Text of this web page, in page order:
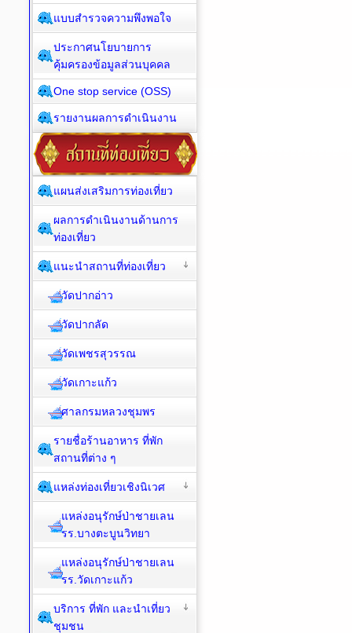
แบบสำรวจความพึงพอใจ
ประกาศนโยบายการ
คุ้มครองข้อมูลส่วนบุคคล
One stop service (OSS)
รายงานผลการดำเนินงาน
แผนส่งเสริมการท่องเที่ยว
ผลการดำเนินงานด้านการ
ท่องเที่ยว
แนะนำสถานที่ท่องเที่ยว
วัดปากอ่าว
วัดปากลัด
วัดเพชรสุวรรณ
วัดเกาะแก้ว
ศาลกรมหลวงชุมพร
รายชื่อร้านอาหาร ที่พัก
สถานที่ต่าง ๆ
แหล่งท่องเที่ยวเชิงนิเวศ
แหล่งอนุรักษ์ป่าชายเลน
รร.บางตะบูนวิทยา
แหล่งอนุรักษ์ป่าชายเลน
รร.วัดเกาะแก้ว
บริการ ที่พัก และนำเที่ยว
ชุมชน